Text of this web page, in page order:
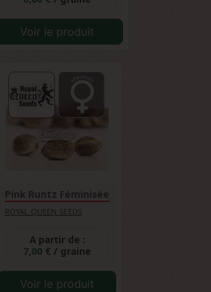
Voir le produit
Pink Runtz Féminisée
ROYAL QUEEN SEEDS
A partir de :
7,00 € / graine
Voir le produit